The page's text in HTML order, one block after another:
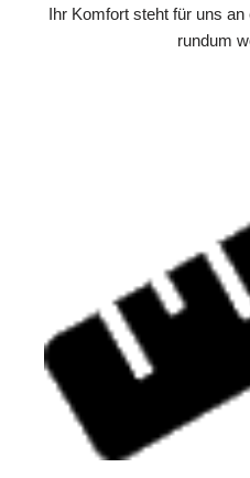
Ihr Komfort steht für uns
rundum